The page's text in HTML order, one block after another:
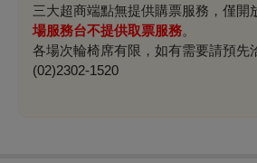
三大超商端點無提供購票服務，僅開
場服務台不提供取票服務。
各場次輪椅席有限，如有需要請預先
(02)2302-1520